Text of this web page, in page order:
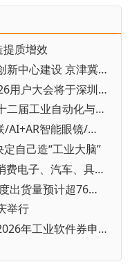
提质增效
▪ 助力北京（京津冀）国际科技创新中心建设 京津冀成立机器人产业链联盟
▪ 共赴智造新范式，适创科技2026用户大会将于深圳启幕
▪ 聚焦新一代智能制造——第二十二届工业自动化与标准化研讨会在京举办
▪ 不止于显示！Micro LED光互联/AI+AR智能眼镜/玻璃基板TGV等全新赛道集中亮相，创新动能尽在2026深圳国际全触与显示展
自己造“工业大脑”
▪ 三展联动，一站赋能AI算力、消费电子、汽车、具身机器人与智能制造产业链资源对接
▪ 到2030年，全球工业机器人年度出货量预计超76万台
举行
▪ 湖北省经信厅办公室关于开展2026年工业软件券申领工作的通知